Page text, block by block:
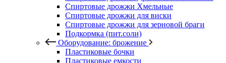
Спиртовые дрожжи Хмельные
Спиртовые дрожжи для виски
Спиртовые дрожжи для зерновой браги
Подкормка (пит.соли)
Оборудование: брожение
Пластиковые бочки
Пластиковые емкости